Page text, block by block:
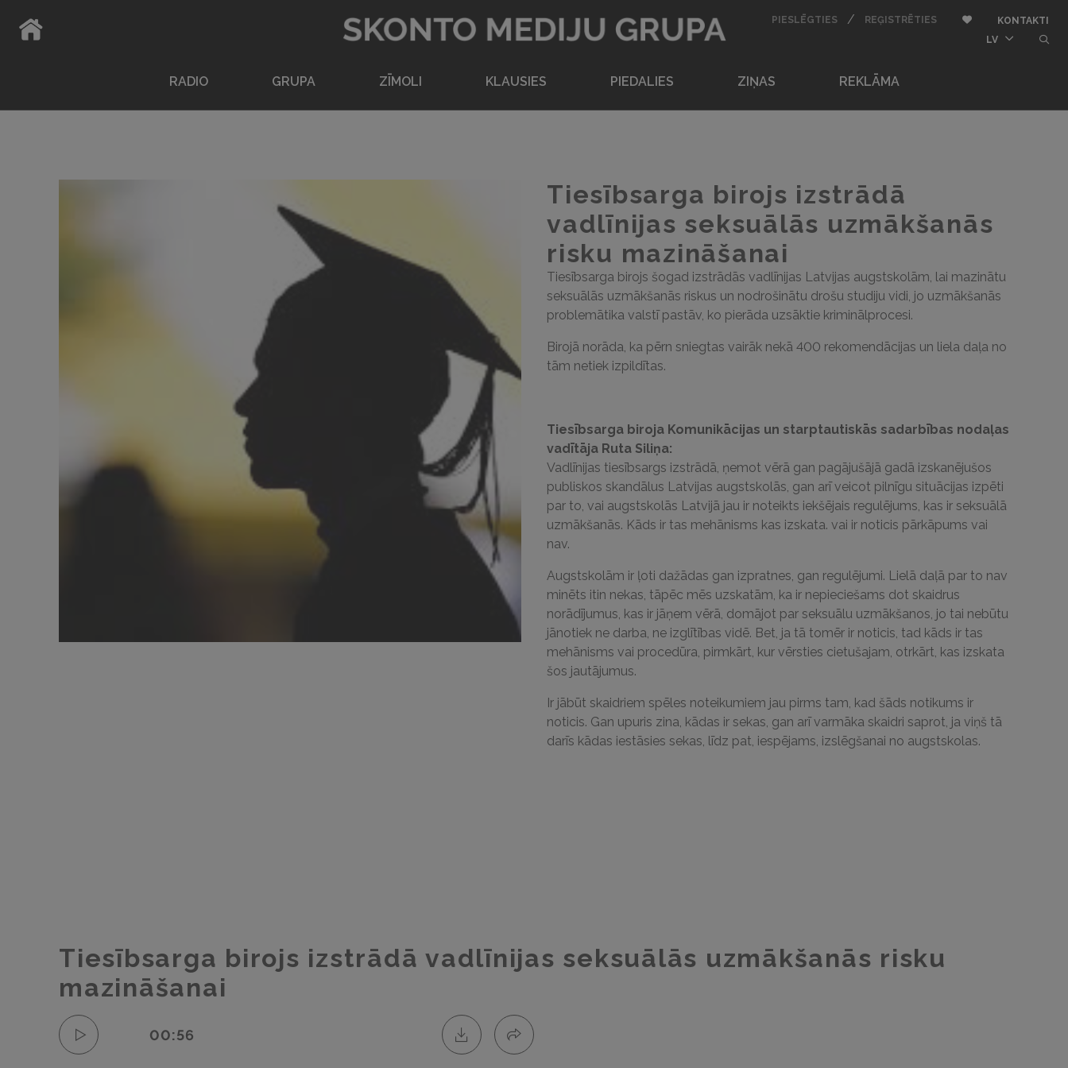
PIESLĒGTIESAUTORIZĒTIES
/ REĢISTRĒTIESREĢISTRĒTIESPievienot pie iemīļota
KONTAKTI
LV
RADIO GRUPA ZĪMOLI KLAUSIES PIEDALIES ZIŅAS REKLĀMA
Tiesībsarga birojs izstrādā
vadlīnijas seksuālās uzmākšanās
risku mazināšanai
Tiesībsarga birojs šogad izstrādās vadlīnijas Latvijas augstskolām, lai mazinātu
seksuālās uzmākšanās riskus un nodrošinātu drošu studiju vidi, jo uzmākšanās
problemātika valstī pastāv, ko pierāda uzsāktie kriminālprocesi.
Birojā norāda, ka pērn sniegtas vairāk nekā 400 rekomendācijas un liela daļa no
tām netiek izpildītas.
Tiesībsarga biroja Komunikācijas un starptautiskās sadarbības nodaļas
vadītāja Ruta Siliņa:
Vadlīnijas tiesībsargs izstrādā, ņemot vērā gan pagājušājā gadā izskanējušos
publiskos skandālus Latvijas augstskolās, gan arī veicot pilnīgu situācijas izpēti
par to, vai augstskolās Latvijā jau ir noteikts iekšējais regulējums, kas ir seksuālā
uzmākšanās. Kāds ir tas mehānisms kas izskata. vai ir noticis pārkāpums vai
nav.
Augstskolām ir ļoti dažādas gan izpratnes, gan regulējumi. Lielā daļā par to nav
minēts itin nekas, tāpēc mēs uzskatām, ka ir nepieciešams dot skaidrus
norādījumus, kas ir jāņem vērā, domājot par seksuālu uzmākšanos, jo tai nebūtu
jānotiek ne darba, ne izglītības vidē. Bet, ja tā tomēr ir noticis, tad kāds ir tas
mehānisms vai procedūra, pirmkārt, kur vērsties cietušajam, otrkārt, kas izskata
šos jautājumus.
Ir jābūt skaidriem spēles noteikumiem jau pirms tam, kad šāds notikums ir
noticis. Gan upuris zina, kādas ir sekas, gan arī varmāka skaidri saprot, ja viņš tā
darīs kādas iestāsies sekas, līdz pat, iespējams, izslēgšanai no augstskolas.
Tiesībsarga birojs izstrādā vadlīnijas seksuālās uzmākšanās risku
mazināšanai
00:56